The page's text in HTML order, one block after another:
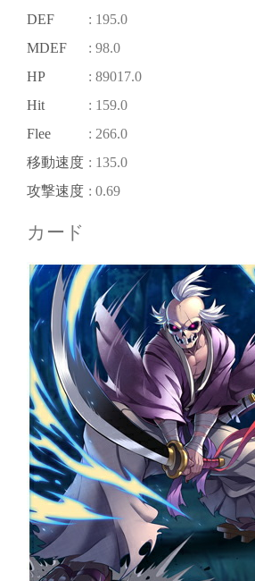
DEF
: 195.0
MDEF
: 98.0
HP
: 89017.0
Hit
: 159.0
Flee
: 266.0
移動速度 : 135.0
攻撃速度 : 0.69
カード